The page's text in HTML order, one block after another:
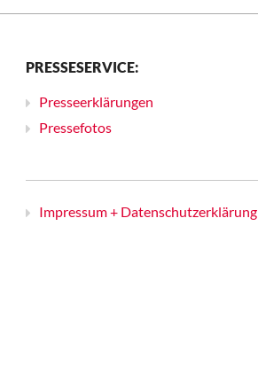
PRESSESERVICE:
Presseerklärungen
Pressefotos
Impressum + Datenschutzerklärung